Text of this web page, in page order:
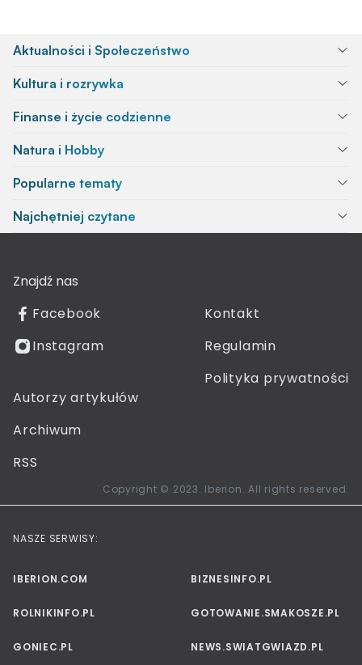
Aktualności i Społeczeństwo
Kultura i rozrywka
Finanse i życie codzienne
Natura i Hobby
Popularne tematy
Najchętniej czytane
Znajdź nas
Facebook
Instagram
Kontakt
Regulamin
Polityka prywatności
Autorzy artykułów
Archiwum
RSS
Copyright © 2023. Iberion. All rights reserved.
NASZE SERWISY:
IBERION.COM BIZNESINFO.PL
ROLNIKINFO.PL GOTOWANIE.SMAKOSZE.PL
GONIEC.PL NEWS.SWIATGWIAZD.PL